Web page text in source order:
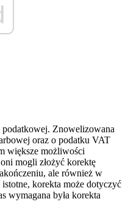
Znowelizowana
oraz o podatku VAT
większe możliwości
mogli złożyć korektę
ale również w
korekta może dotyczyć
wymagana była korekta